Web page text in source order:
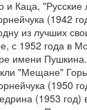
и Каца,
(1942
из лучших
с 1952 года в
имени
"Мещане"
(1950
(1953 год)